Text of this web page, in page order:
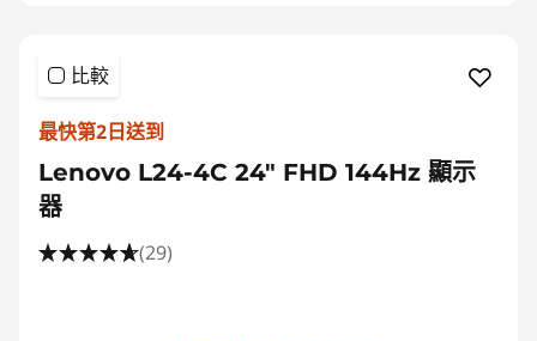
比較
最快第2日送到
Lenovo L24-4C 24" FHD 144Hz 顯示
器
(29)